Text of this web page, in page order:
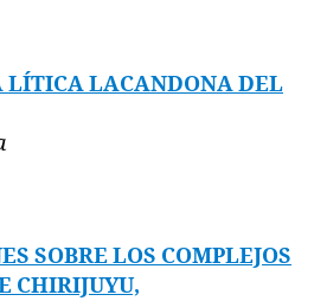
LÍTICA LACANDONA DEL
SOBRE LOS COMPLEJOS
CHIRIJUYU,